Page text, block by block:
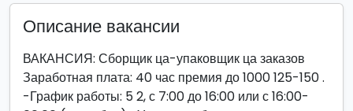
Описание вакансии
ВАКАНСИЯ: Сборщик ца-упаковщик ца заказов
Заработная плата: 40 час премия до 1000 125-150 .
-График работы: 5 2, с 7:00 до 16:00 или с 16:00-